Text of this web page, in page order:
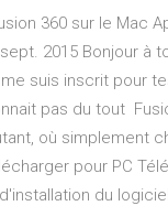
360 sur le Mac
2015 Bonjour
suis inscrit pour
pas du tout
où simplement
pour PC
du